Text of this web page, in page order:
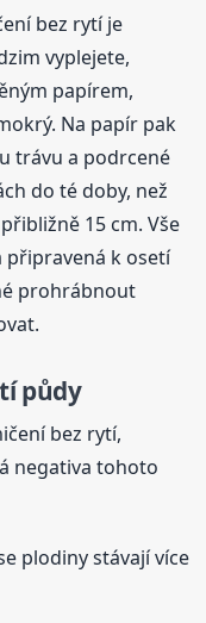
bez rytí je
vyplejete,
papírem,
Na papír pak
trávu a podrcené
do té doby, než
15 cm. Vše
připravená k osetí
prohrábnout
půdy
bez rytí,
negativa tohoto
plodiny stávají více